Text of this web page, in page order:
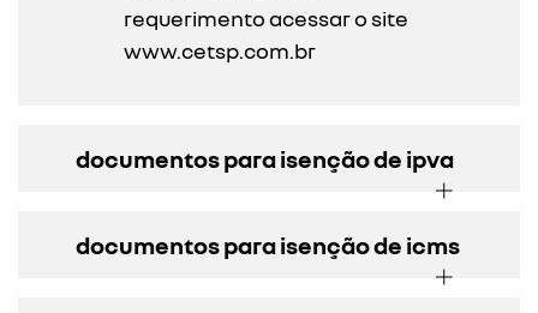
requerimento acessar o site
www.cetsp.com.br
documentos para isenção de ipva
documentos para isenção de icms